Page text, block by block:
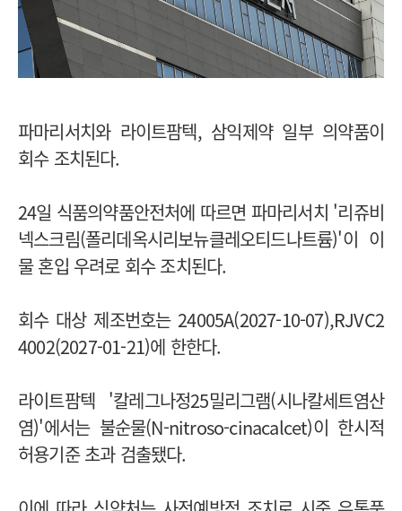
파마리서치와 라이트팜텍, 삼익제약 일부 의약품이
회수 조치된다.
24일 식품의약품안전처에 따르면 파마리서치 '리쥬비
넥스크림(폴리데옥시리보뉴클레오티드나트륨)'이 이
물 혼입 우려로 회수 조치된다.
회수 대상 제조번호는 24005A(2027-10-07),RJVC2
4002(2027-01-21)에 한한다.
라이트팜텍 '칼레그나정25밀리그램(시나칼세트염산
염)'에서는 불순물(N-nitroso-cinacalcet)이 한시적
허용기준 초과 검출됐다.